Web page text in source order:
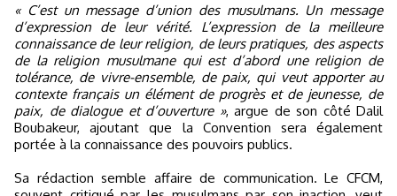
« C’est un message d’union des musulmans. Un message
d’expression de leur vérité. L’expression de la meilleure
connaissance de leur religion, de leurs pratiques, des aspects
de la religion musulmane qui est d’abord une religion de
tolérance, de vivre-ensemble, de paix, qui veut apporter au
contexte français un élément de progrès et de jeunesse, de
paix, de dialogue et d’ouverture », argue de son côté Dalil
Boubakeur, ajoutant que la Convention sera également
portée à la connaissance des pouvoirs publics.
Sa rédaction semble affaire de communication. Le CFCM,